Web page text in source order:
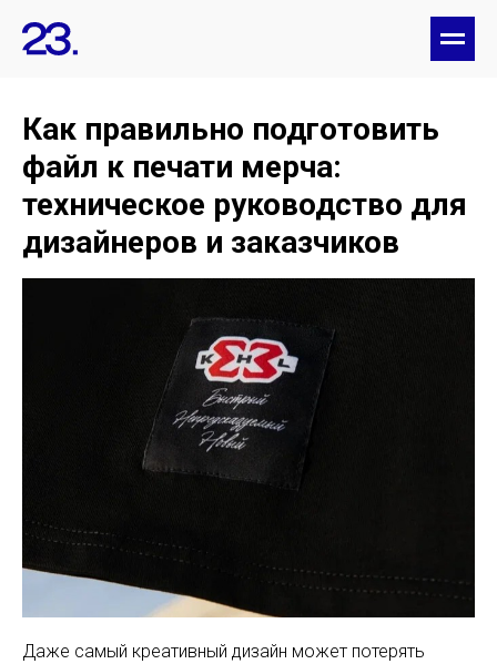
Как правильно подготовить
файл к печати мерча:
техническое руководство для
дизайнеров и заказчиков
Даже самый креативный дизайн может потерять